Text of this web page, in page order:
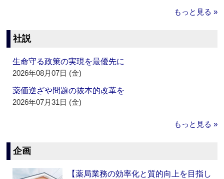
もっと見る »
社説
生命守る政策の実現を最優先に
2026年08月07日 (金)
薬価逆ざや問題の抜本的改革を
2026年07月31日 (金)
もっと見る »
企画
【薬局業務の効率化と質的向上を目指し